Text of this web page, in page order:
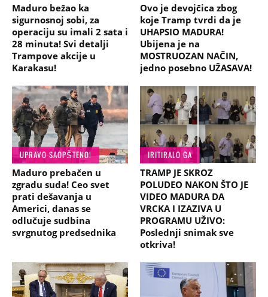
Maduro bežao ka
sigurnosnoj sobi, za
operaciju su imali 2 sata i
28 minuta! Svi detalji
Trampove akcije u
Karakasu!
Ovo je devojčica zbog
koje Tramp tvrdi da je
UHAPSIO MADURA!
Ubijena je na
MOSTRUOZAN NAČIN,
jedno posebno UŽASAVA!
UPRAVO SAOPŠTENO!
Maduro prebačen u
zgradu suda! Ceo svet
prati dešavanja u
Americi, danas se
odlučuje sudbina
svrgnutog predsednika
IRITIRALO GA
TRAMP JE SKROZ
POLUDEO NAKON ŠTO JE
VIDEO MADURA DA
VRCKA I IZAZIVA U
PROGRAMU UŽIVO:
Poslednji snimak sve
otkriva!